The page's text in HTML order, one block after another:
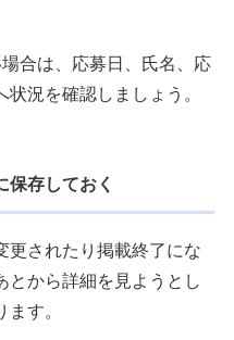
合は、応募日、氏名、応
況を確認しましょう。
保存しておく
更されたり掲載終了にな
とから詳細を見ようとし
す。